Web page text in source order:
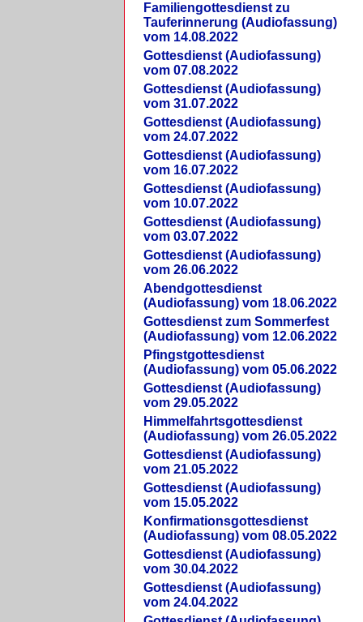
Familiengottesdienst zu
Tauferinnerung (Audiofassung)
vom 14.08.2022
Gottesdienst (Audiofassung)
vom 07.08.2022
Gottesdienst (Audiofassung)
vom 31.07.2022
Gottesdienst (Audiofassung)
vom 24.07.2022
Gottesdienst (Audiofassung)
vom 16.07.2022
Gottesdienst (Audiofassung)
vom 10.07.2022
Gottesdienst (Audiofassung)
vom 03.07.2022
Gottesdienst (Audiofassung)
vom 26.06.2022
Abendgottesdienst
(Audiofassung) vom 18.06.2022
Gottesdienst zum Sommerfest
(Audiofassung) vom 12.06.2022
Pfingstgottesdienst
(Audiofassung) vom 05.06.2022
Gottesdienst (Audiofassung)
vom 29.05.2022
Himmelfahrtsgottesdienst
(Audiofassung) vom 26.05.2022
Gottesdienst (Audiofassung)
vom 21.05.2022
Gottesdienst (Audiofassung)
vom 15.05.2022
Konfirmationsgottesdienst
(Audiofassung) vom 08.05.2022
Gottesdienst (Audiofassung)
vom 30.04.2022
Gottesdienst (Audiofassung)
vom 24.04.2022